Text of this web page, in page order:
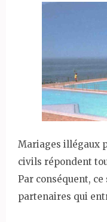
Mariages illégaux
civils répondent
Par conséquent,
partenaires qui